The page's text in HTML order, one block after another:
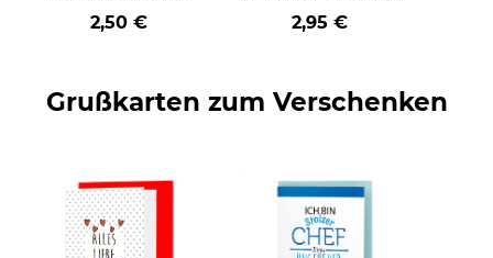
2,50 €
geschenkt
2,95 €
Grußkarten zum Verschenken